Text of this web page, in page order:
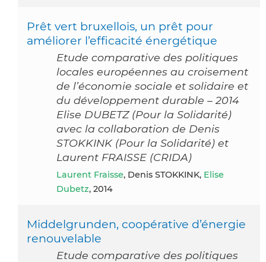
Prêt vert bruxellois, un prêt pour
améliorer l’efficacité énergétique
Etude comparative des politiques
locales européennes au croisement
de l’économie sociale et solidaire et
du développement durable – 2014
Elise DUBETZ (Pour la Solidarité)
avec la collaboration de Denis
STOKKINK (Pour la Solidarité) et
Laurent FRAISSE (CRIDA)
Laurent Fraisse, Denis STOKKINK, Elise
Dubetz, 2014
Middelgrunden, coopérative d’énergie
renouvelable
Etude comparative des politiques